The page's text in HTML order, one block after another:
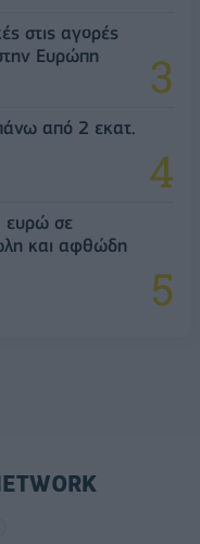
στις αγορές
Ευρώπη
από 2 εκατ.
ευρώ σε
και αφθώδη